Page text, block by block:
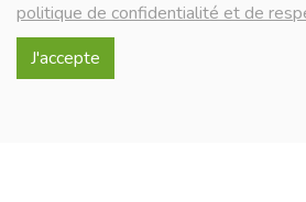
politique de confidentialité et de
J'accepte